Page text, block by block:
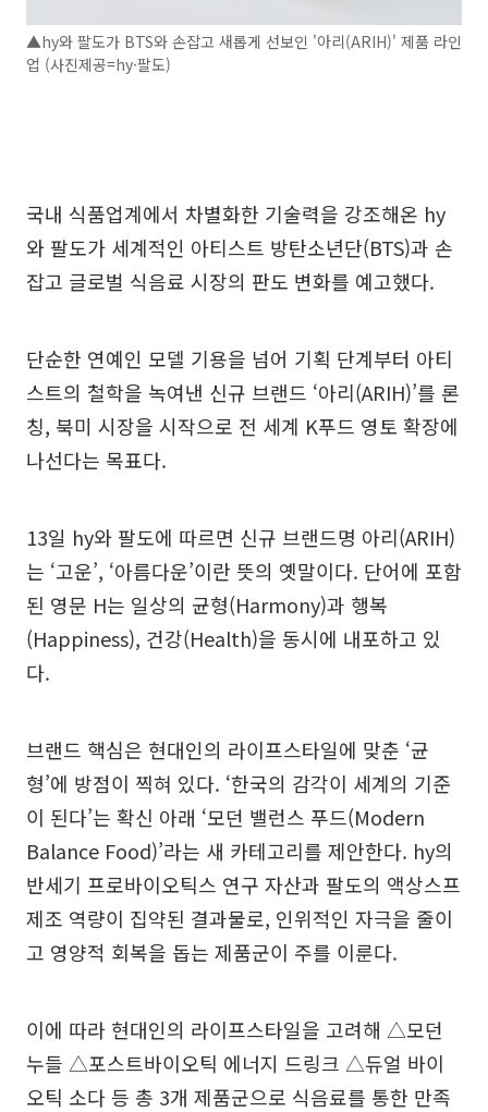
▲hy와 팔도가 BTS와 손잡고 새롭게 선보인 '아리(ARIH)' 제품 라인
업 (사진제공=hy·팔도)
국내 식품업계에서 차별화한 기술력을 강조해온 hy
와 팔도가 세계적인 아티스트 방탄소년단(BTS)과 손
잡고 글로벌 식음료 시장의 판도 변화를 예고했다.
단순한 연예인 모델 기용을 넘어 기획 단계부터 아티
스트의 철학을 녹여낸 신규 브랜드 ‘아리(ARIH)’를 론
칭, 북미 시장을 시작으로 전 세계 K푸드 영토 확장에
나선다는 목표다.
13일 hy와 팔도에 따르면 신규 브랜드명 아리(ARIH)
는 ‘고운’, ‘아름다운’이란 뜻의 옛말이다. 단어에 포함
된 영문 H는 일상의 균형(Harmony)과 행복
(Happiness), 건강(Health)을 동시에 내포하고 있
다.
브랜드 핵심은 현대인의 라이프스타일에 맞춘 ‘균
형’에 방점이 찍혀 있다. ‘한국의 감각이 세계의 기준
이 된다’는 확신 아래 ‘모던 밸런스 푸드(Modern
Balance Food)’라는 새 카테고리를 제안한다. hy의
반세기 프로바이오틱스 연구 자산과 팔도의 액상스프
제조 역량이 집약된 결과물로, 인위적인 자극을 줄이
고 영양적 회복을 돕는 제품군이 주를 이룬다.
이에 따라 현대인의 라이프스타일을 고려해 △모던
누들 △포스트바이오틱 에너지 드링크 △듀얼 바이
오틱 소다 등 총 3개 제품군으로 식음료를 통한 만족